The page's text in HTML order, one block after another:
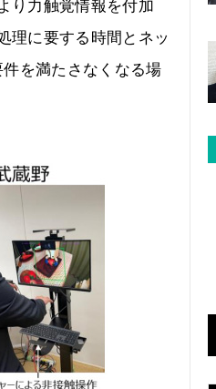
り力触覚情報を付加
理に要する時間とネッ
を満たさなくなる場